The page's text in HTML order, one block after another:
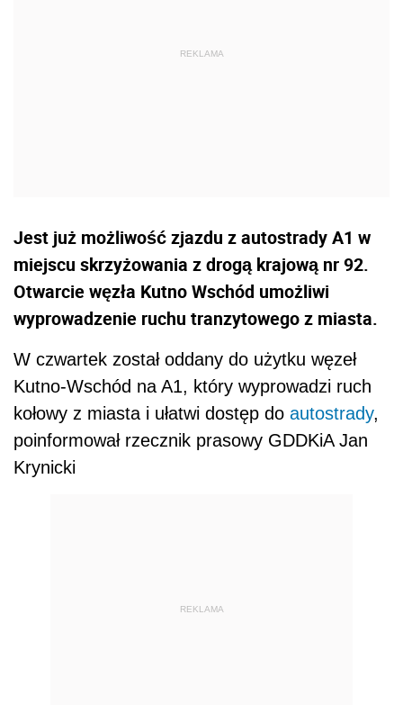
Jest już możliwość zjazdu z autostrady A1 w
miejscu skrzyżowania z drogą krajową nr 92.
Otwarcie węzła Kutno Wschód umożliwi
wyprowadzenie ruchu tranzytowego z miasta.
W czwartek został oddany do użytku węzeł
Kutno-Wschód na A1, który wyprowadzi ruch
kołowy z miasta i ułatwi dostęp do autostrady,
poinformował rzecznik prasowy GDDKiA Jan
Krynicki
REKLAMA